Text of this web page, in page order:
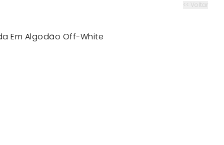
<< Voltar
Em Algodão Off-White